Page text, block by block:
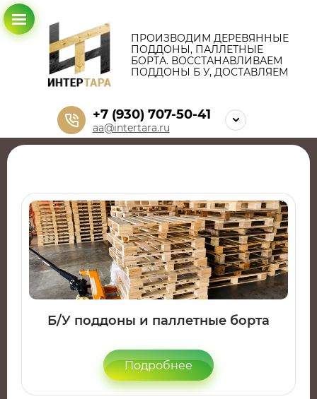
ПРОИЗВОДИМ ДЕРЕВЯННЫЕ
ПОДДОНЫ, ПАЛЛЕТНЫЕ
БОРТА. ВОССТАНАВЛИВАЕМ
ПОДДОНЫ Б У, ДОСТАВЛЯЕМ
+7 (930) 707-50-41
aa@intertara.ru
Б/У поддоны и паллетные борта
Подробнее